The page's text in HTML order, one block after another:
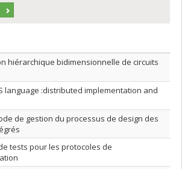
en ordre décroissant
par titre en ordre décroissant
hiérarchique bidimensionnelle de circuits
language :distributed implementation and
de gestion du processus de design des
tests pour les protocoles de